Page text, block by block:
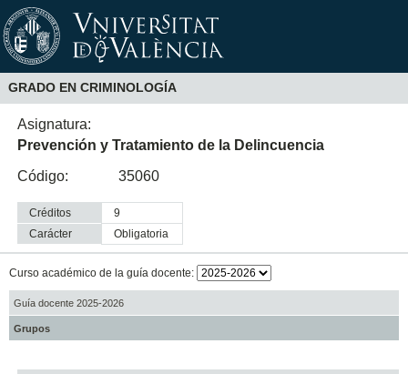
GRADO EN CRIMINOLOGÍA
Asignatura:
Prevención y Tratamiento de la Delincuencia
Código:
35060
Créditos
9
Carácter
obligatoria
Curso académico de la guía docente:
Guía docente 2025-2026
Grupos